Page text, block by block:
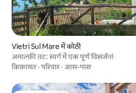
Vietri Sul Mare में कोठी
अमाल्फ़ी तट: स्वर्ग में एक पूर्ण विसर्जन!
किफ़ायत ·परिवार · आस-पास